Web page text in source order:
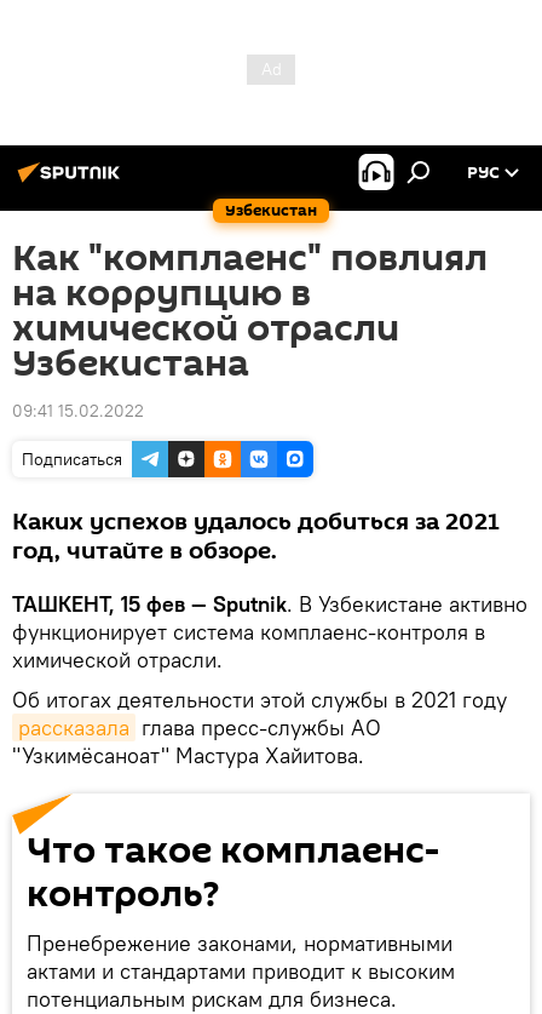
Узбекистан
РУС
Как "комплаенс" повлиял
на коррупцию в
химической отрасли
Узбекистана
09:41 15.02.2022
Подписаться
Каких успехов удалось добиться за 2021
год, читайте в обзоре.
ТАШКЕНТ, 15 фев — Sputnik. В Узбекистане активно
функционирует система комплаенс-контроля в
химической отрасли.
Об итогах деятельности этой службы в 2021 году
рассказала глава пресс-службы АО
"Узкимёсаноат" Мастура Хайитова.
Что такое комплаенс-
контроль?
Пренебрежение законами, нормативными
актами и стандартами приводит к высоким
потенциальным рискам для бизнеса.